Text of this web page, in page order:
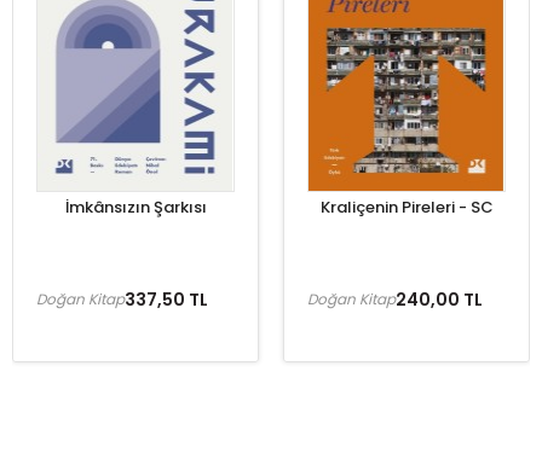
İmkânsızın Şarkısı
337,50 TL
Doğan Kitap
Kraliçenin Pireleri - SC
240,00 TL
Doğan Kitap